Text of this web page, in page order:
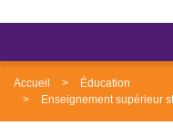
Accueil
Éducation
Enseignement supérieur